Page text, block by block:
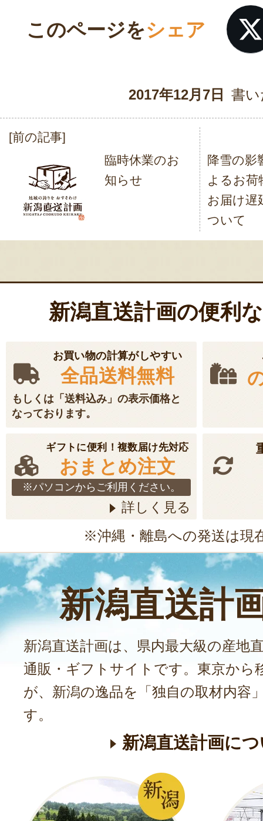
このページをシェア
2017年12月7日 書
投
[前の記事]
臨時休業のお
知らせ
降雪の影
よるお荷
お届け遅
ついて
新潟直送計画の便利
お買い物の計算がしやすい
全品送料無料
もしくは「送料込み」の表示価格と
なっております。
ギフトに便利！複数届け先対応
おまとめ注文
※パソコンからご利用ください。
詳しく見る
※沖縄・離島への発送は現
新潟直送計
新潟直送計画は、県内最大級の産地
通販・ギフトサイトです。東京から
が、新潟の逸品を「独自の取材内容
す。
新潟直送計画に